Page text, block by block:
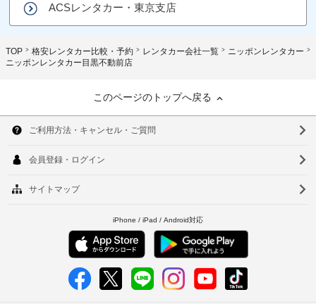
ACSレンタカー・東京支店
TOP 格安レンタカー比較・予約 レンタカー会社一覧
ニッポンレンタカー
ニッポンレンタカー目黒不動前店
このページのトップへ戻る